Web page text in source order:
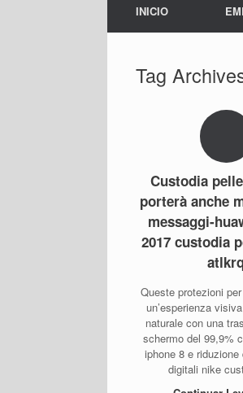
INICIO
Tag
Custodia
porterà anche
messaggi-
2017 custodia
Queste protezioni
un’esperienza
naturale con una
schermo del 99,9%
iphone 8 e
digitali nike